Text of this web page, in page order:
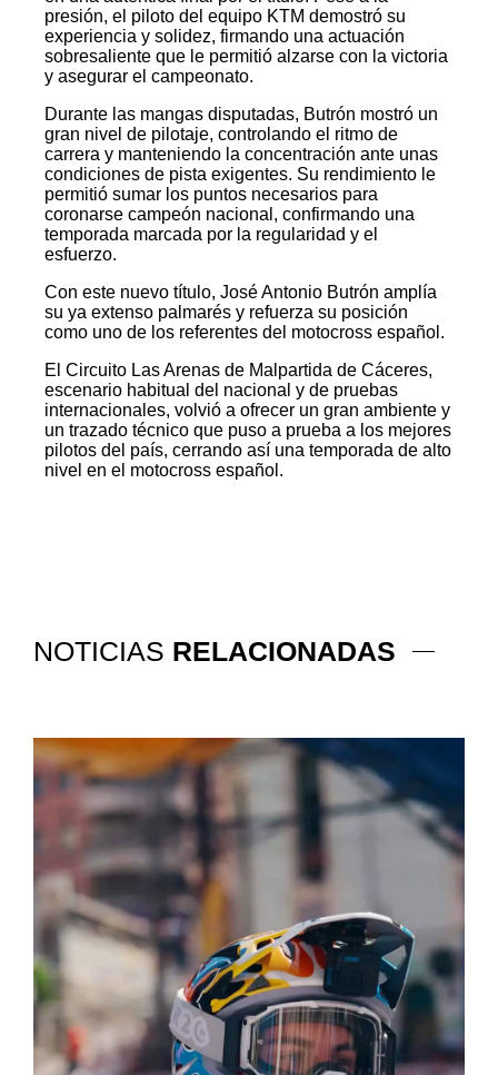
presión, el piloto del equipo KTM demostró su
experiencia y solidez, firmando una actuación
sobresaliente que le permitió alzarse con la victoria
y asegurar el campeonato.
Durante las mangas disputadas, Butrón mostró un
gran nivel de pilotaje, controlando el ritmo de
carrera y manteniendo la concentración ante unas
condiciones de pista exigentes. Su rendimiento le
permitió sumar los puntos necesarios para
coronarse campeón nacional, confirmando una
temporada marcada por la regularidad y el
esfuerzo.
Con este nuevo título, José Antonio Butrón amplía
su ya extenso palmarés y refuerza su posición
como uno de los referentes del motocross español.
El Circuito Las Arenas de Malpartida de Cáceres,
escenario habitual del nacional y de pruebas
internacionales, volvió a ofrecer un gran ambiente y
un trazado técnico que puso a prueba a los mejores
pilotos del país, cerrando así una temporada de alto
nivel en el motocross español.
NOTICIAS RELACIONADAS